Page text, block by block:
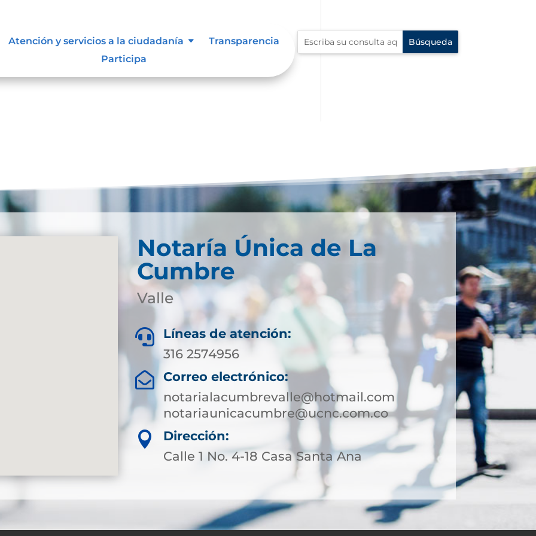
Atención y servicios a la ciudadanía
Transparencia
Participa
para tomar decisiones en
Notaría Única de La
Cumbre
Valle

Líneas de atención:
316 2574956

Correo electrónico:
notarialacumbrevalle@hotmail.com
notariaunicacumbre@ucnc.com.co

Dirección:
Calle 1 No. 4-18 Casa Santa Ana